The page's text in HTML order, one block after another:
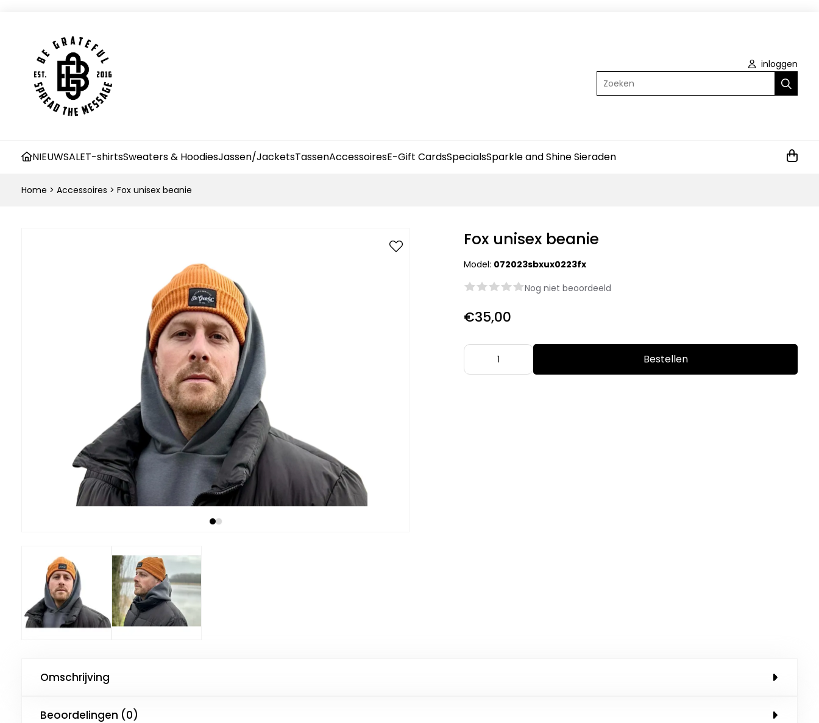
inloggen
Zoeken
NIEUWSALET-shirtsSweaters & HoodiesJassen/JacketsTassenAccessoiresE-Gift CardsSpecialsSparkle and Shine Sieraden
Home > Accessoires > Fox unisex beanie
Fox unisex beanie
Model: 072023sbxux0223fx
Nog niet beoordeeld
€35,00
Bestellen
Omschrijving
Beoordelingen (0)